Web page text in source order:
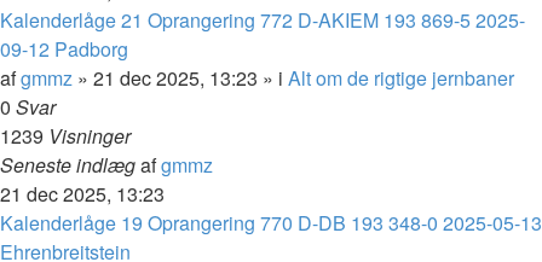
Kalenderlåge 21 Oprangering 772 D-AKIEM 193 869-5 2025-
09-12 Padborg
afgmmz » 21 dec 2025, 13:23 » i Alt om de rigtige jernbaner
0 Svar
1239 Visninger
Seneste indlægafgmmz
21 dec 2025, 13:23
Kalenderlåge 19 Oprangering 770 D-DB 193 348-0 2025-05-13
Ehrenbreitstein